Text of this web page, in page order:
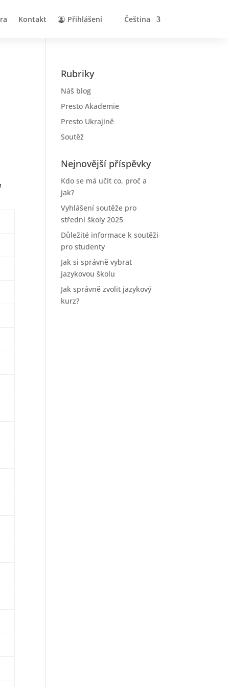
Kontakt Přihlášení Čeština
Rubriky
Náš blog
Presto Akademie
Presto Ukrajině
Soutěž
Nejnovější příspěvky
Kdo se má učit co, proč a
jak?
Vyhlášení soutěže pro
střední školy 2025
Důležité informace k soutěži
pro studenty
Jak si správně vybrat
jazykovou školu
Jak správně zvolit jazykový
kurz?